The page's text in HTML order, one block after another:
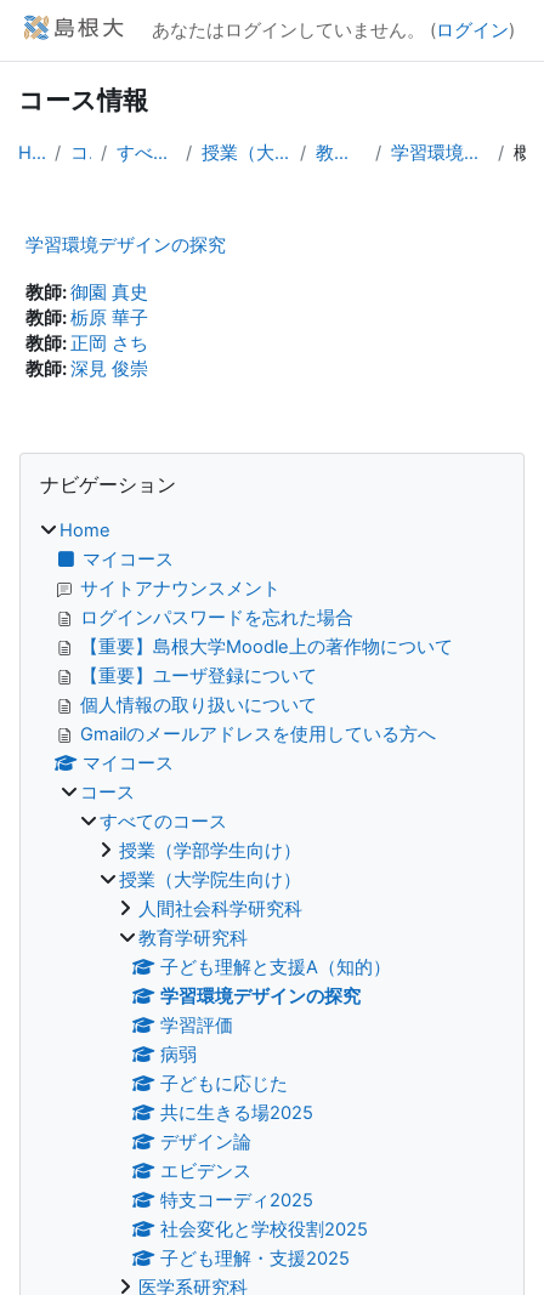
メインコンテンツへスキップする
あなたはログインしていません。 (ログイン)
コース情報
Home コース すべてのコース 授業（大学院生向け） 教育学研究科 学習環境デザインの探究
学習環境デザインの探究
教師:御園 真史
教師:栃原 華子
教師: 正岡 さち
教師:深見 俊崇
ブロック
ナビゲーション
Home
マイコース
サイトアナウンスメント
ログインパスワードを忘れた場合
【重要】島根大学Moodle上の著作物について
【重要】ユーザ登録について
個人情報の取り扱いについて
Gmailのメールアドレスを使用している方へ
マイコース
コース
すべてのコース
授業（学部学生向け）
授業（大学院生向け）
人間社会科学研究科
教育学研究科
子ども理解と支援A（知的）
学習環境デザインの探究
学習評価
病弱
子どもに応じた
共に生きる場2025
デザイン論
エビデンス
特支コーディ2025
社会変化と学校役割2025
子ども理解・支援2025
医学系研究科